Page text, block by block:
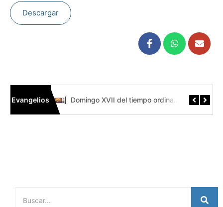
Descargar
EvangeliosDomingo XIX del tiempo ordinario // Mt 14,22-33 Códice Beza Domingo XVII del tiempo ordinari // Mt 13,44-52 Códice Beza